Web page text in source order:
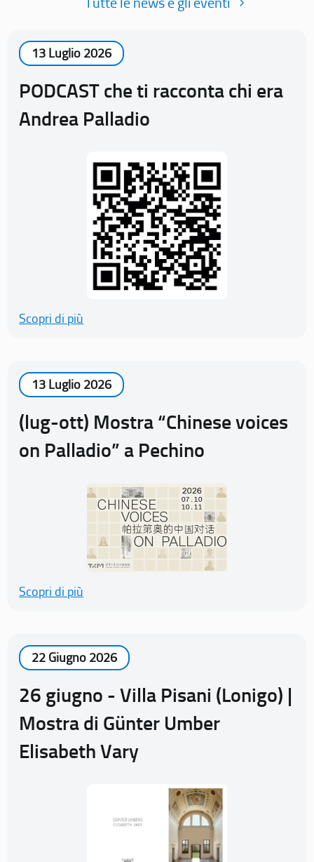
13 Luglio 2026
PODCAST che ti racconta chi era
Andrea Palladio
Scopri di più
13 Luglio 2026
(lug-ott) Mostra “Chinese voices
on Palladio” a Pechino
Scopri di più
22 Giugno 2026
26 giugno - Villa Pisani (Lonigo) |
Mostra di Günter Umber
Elisabeth Vary